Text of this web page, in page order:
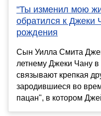
"Ты изменил мою
обратился к Джеки
рождения
Сын Уилла Смита
летнему Джеки Чану
связывают крепкая
зародившиеся во
пацан", в котором